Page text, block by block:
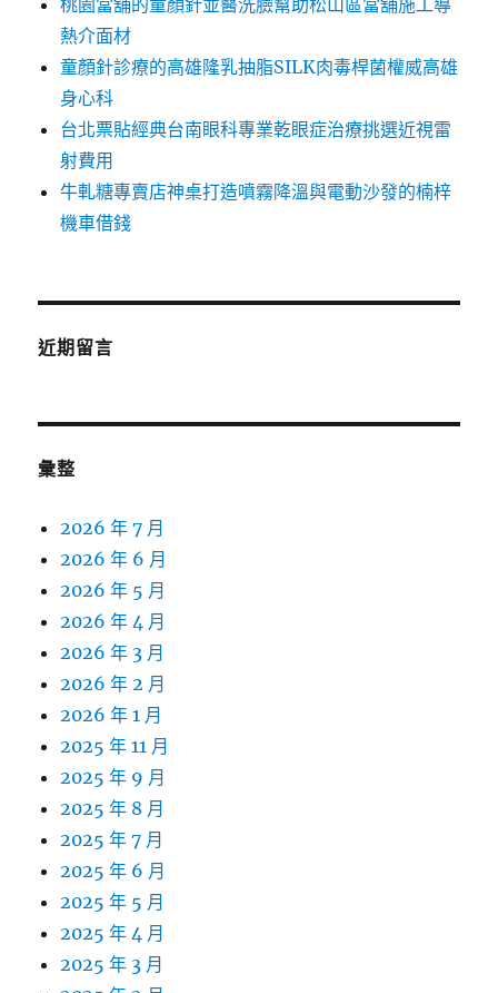
桃園當舖的童顏針並醫洗臉幫助松山區當舖施工導
熱介面材
童顏針診療的高雄隆乳抽脂SILK肉毒桿菌權威高雄
身心科
台北票貼經典台南眼科專業乾眼症治療挑選近視雷
射費用
牛軋糖專賣店神桌打造噴霧降溫與電動沙發的楠梓
機車借錢
近期留言
彙整
2026 年 7 月
2026 年 6 月
2026 年 5 月
2026 年 4 月
2026 年 3 月
2026 年 2 月
2026 年 1 月
2025 年 11 月
2025 年 9 月
2025 年 8 月
2025 年 7 月
2025 年 6 月
2025 年 5 月
2025 年 4 月
2025 年 3 月